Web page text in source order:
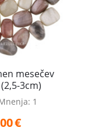
mesečev
3cm)
1
€